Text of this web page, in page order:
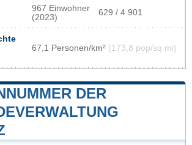
967 Einwohner
(2023)
629 / 4 901
67,1 Personen/km² (173,8 pop/sq mi)
DER